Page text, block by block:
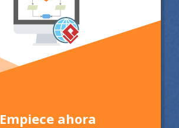
Empiece ahora